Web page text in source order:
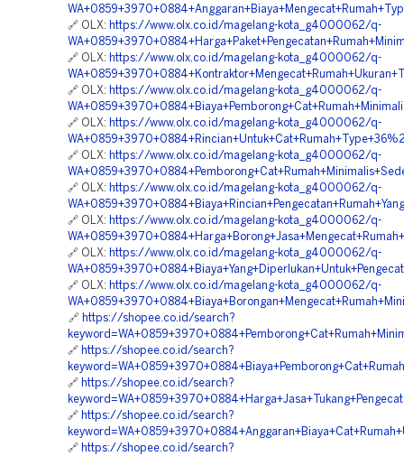
🔗 OLX: https://www.olx.co.id/magelang-kota_g4000062/q-
🔗 OLX: https://www.olx.co.id/magelang-kota_g4000062/q-
🔗 OLX: https://www.olx.co.id/magelang-kota_g4000062/q-
🔗 OLX: https://www.olx.co.id/magelang-kota_g4000062/q-
🔗 OLX: https://www.olx.co.id/magelang-kota_g4000062/q-
🔗 OLX: https://www.olx.co.id/magelang-kota_g4000062/q-
🔗 OLX: https://www.olx.co.id/magelang-kota_g4000062/q-
🔗 OLX: https://www.olx.co.id/magelang-kota_g4000062/q-
🔗 OLX: https://www.olx.co.id/magelang-kota_g4000062/q-
🔗 https://shopee.co.id/search?
🔗 https://shopee.co.id/search?
🔗 https://shopee.co.id/search?
🔗 https://shopee.co.id/search?
🔗 https://shopee.co.id/search?